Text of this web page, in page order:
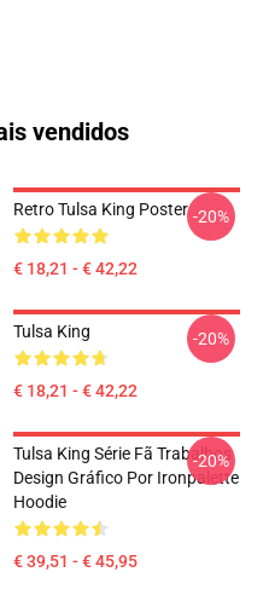
vendidos
Retro Tulsa King Poster
€ 18,21 - € 42,22
-20%
Tulsa King
€ 18,21 - € 42,22
-20%
Tulsa King Série Fã Trabalhos
Design Gráfico Por Ironpalette
Hoodie
€ 39,51 - € 45,95
-20%